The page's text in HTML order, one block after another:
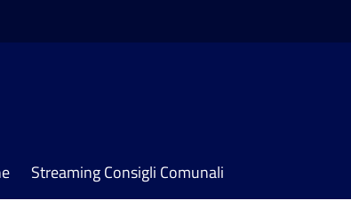
Streaming Consigli Comunali